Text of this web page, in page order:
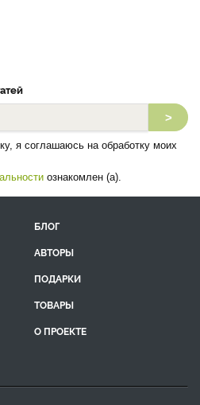
>
я соглашаюсь на обработку моих
ознакомлен (а).
БЛОГ
АВТОРЫ
ПОДАРКИ
ТОВАРЫ
О ПРОЕКТЕ